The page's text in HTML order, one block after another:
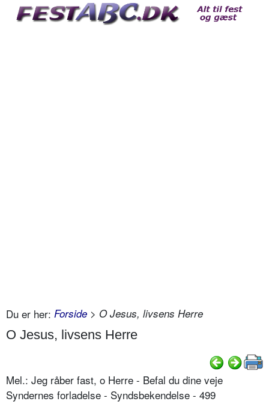
Du er her: Forside > O Jesus, livsens Herre
O Jesus, livsens Herre
Mel.: Jeg råber fast, o Herre - Befal du dine veje
Syndernes forladelse - Syndsbekendelse - 499